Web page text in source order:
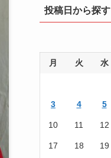
ー
か
投稿日から探す
月 火 水
3 4 5
10 11 12
17 18 19